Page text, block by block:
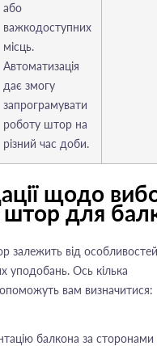
або
важкодоступних
місць.
Автоматизація
дає змогу
запрограмувати
роботу штор на
різний час доби.
щодо
для
залежить від
уподобань. Ось кілька
вам визначитися:
балкона за сторонами